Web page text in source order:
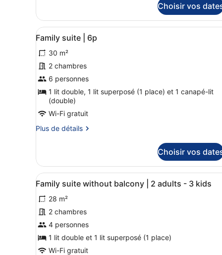
2p
le
type
de
chambre
Accessible
Studio
2p
Choisir vos
Afficher
toutes
les
photos
pour
ce
type
de
chambre :
Family
|
6p
Family suite | 6p |
12
Family suite | 6p
30 m²
2 chambres
6 personnes
1 lit double, 1 lit superposé (1 place) et 1 canapé-lit
(double)
Wi-Fi gratuit
Plus de détails
Plus
le
type
de
chambre
Family
suite
6p
Choisir vos
Afficher
toutes
les
photos
pour
ce
type
Une chambre à coucher
8
Family suite without balcony | 2 adults - 3 kids
28 m²
2 chambres
4 personnes
1 lit double et 1 lit superposé (1 place)
Wi-Fi gratuit